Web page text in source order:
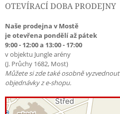
OTEVÍRACÍ DOBA PRODEJNY
Naše prodejna v Mostě
je otevřena pondělí až pátek
9:00 - 12:00 a 13:00 - 17:00
v objektu Jungle arény
(J. Průchy 1682, Most)
Můžete si zde také osobně vyzvednout
objednávky z e-shopu.